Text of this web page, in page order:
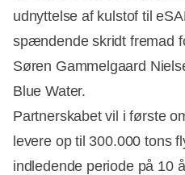
udnyttelse af kulstof til
spændende skridt fremad
Søren Gammelgaard
Blue Water.
Partnerskabet vil i første
levere op til 300.000 tons
indledende periode på 10